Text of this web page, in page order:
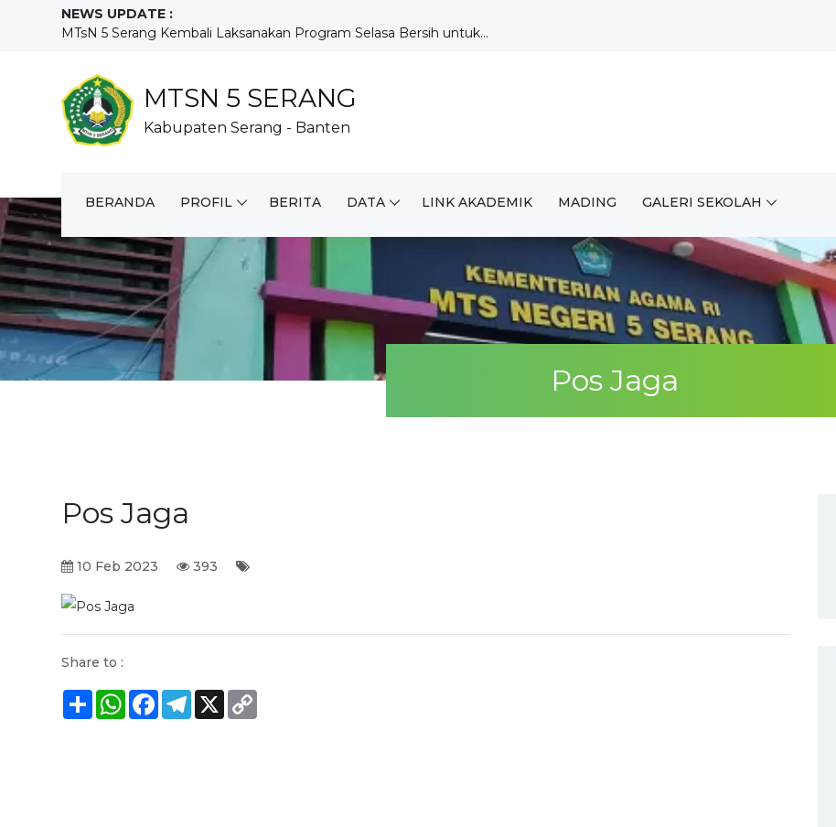
NEWS UPDATE :
MTsN 5 Serang Kembali Laksanakan Program Selasa Bersih untuk...
MTsN 5 Serang Tunjukkan Prestasi dan Kreativitas pada Pekan ...
Penutupan MATAMUDA MTsN 5 Serang Tahun Pelajaran 2026/2027 B...
Demo Ekstrakurikuler Meriahkan Hari Keempat MATAMUDA MTsN 5 ...
Hari Kedua MATAMUDA 2026, MTsN 5 Serang Perkuat Karakter dan...
MTsN 5 Serang Gelar Rapat Koordinasi Awal Tahun Ajaran 2026/...
Diklatsar Jurnalis MTsN 5 Serang Bekali Siswa dengan Keteram...
MTSN 5 SERANG
Kabupaten Serang - Banten
BERANDA PROFIL BERITA DATA LINK AKADEMIK MADING GALERI SEKOLAH
Pos Jaga
Pos Jaga
10 Feb 2023 393
Share to :
ShareWhatsApp
FacebookTelegram
X